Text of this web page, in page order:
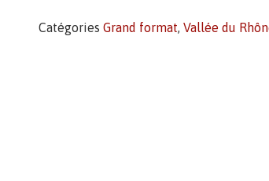
Catégories Grand format Vallée du